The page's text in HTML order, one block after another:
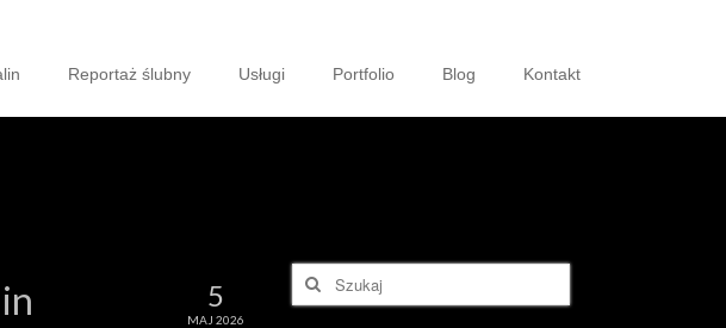
Reportaż ślubny Usługi Portfolio Blog Kontakt
5
MAJ 2026
Szuklaj
w: